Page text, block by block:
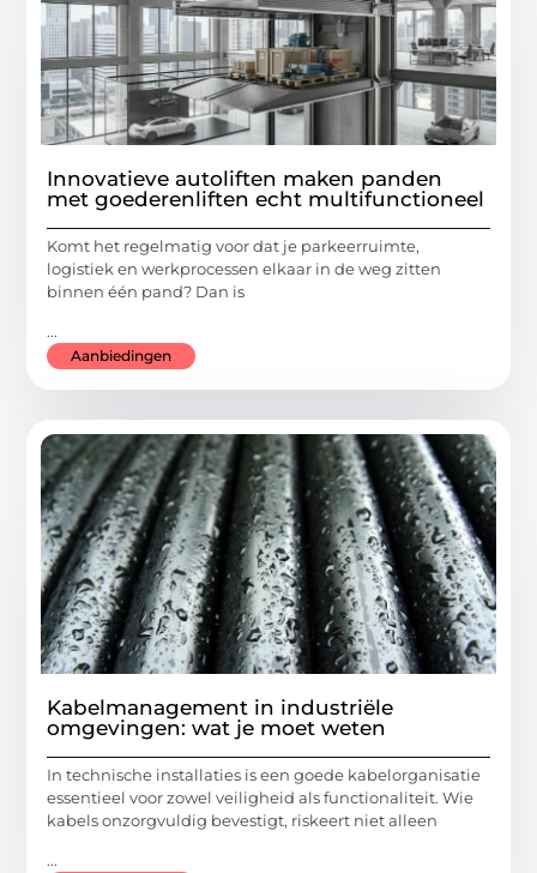
Innovatieve autoliften maken panden
met goederenliften echt multifunctioneel
Komt het regelmatig voor dat je parkeerruimte,
logistiek en werkprocessen elkaar in de weg zitten
binnen één pand? Dan is
...
Aanbiedingen
Kabelmanagement in industriële
omgevingen: wat je moet weten
In technische installaties is een goede kabelorganisatie
essentieel voor zowel veiligheid als functionaliteit. Wie
kabels onzorgvuldig bevestigt, riskeert niet alleen
...